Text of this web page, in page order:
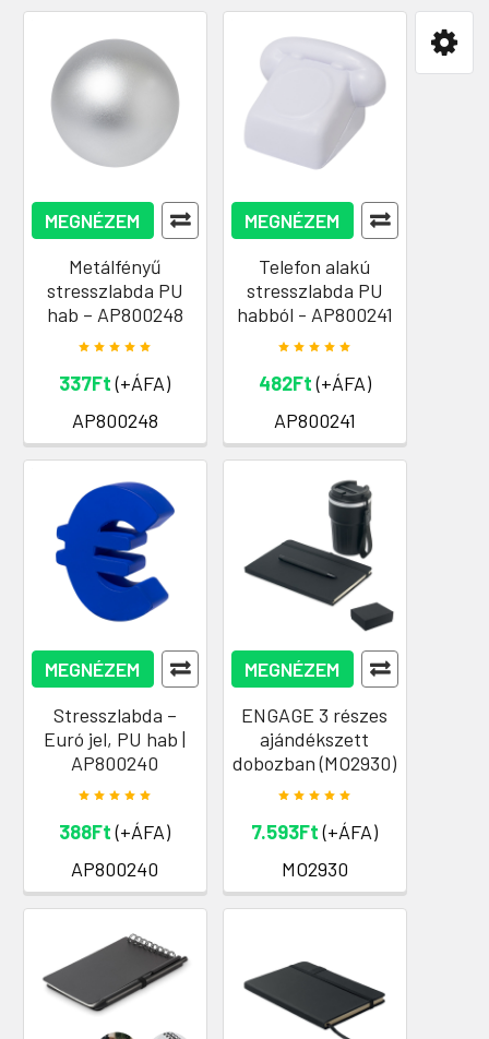
MEGNÉZEM
Metálfényű
stresszlabda PU
hab – AP800248
337Ft(+ÁFA)
AP800248
MEGNÉZEM
Telefon alakú
stresszlabda PU
habból - AP800241
482Ft(+ÁFA)
AP800241
MEGNÉZEM
Stresszlabda –
Euró jel, PU hab |
AP800240
388Ft(+ÁFA)
AP800240
MEGNÉZEM
ENGAGE 3 részes
ajándékszett
dobozban (MO2930)
7.593Ft(+ÁFA)
MO2930